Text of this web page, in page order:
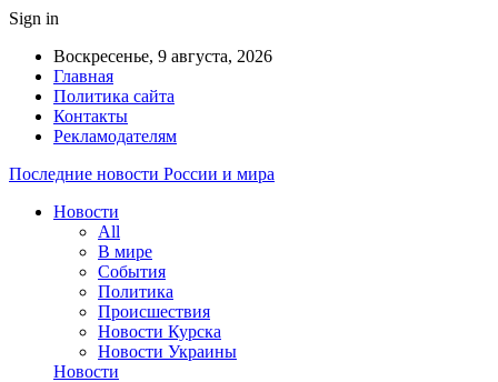
Sign in
Воскресенье, 9 августа, 2026
Главная
Политика сайта
Контакты
Рекламодателям
Последние новости России и мира
Новости
All
В мире
События
Политика
Происшествия
Новости Курска
Новости Украины
Новости